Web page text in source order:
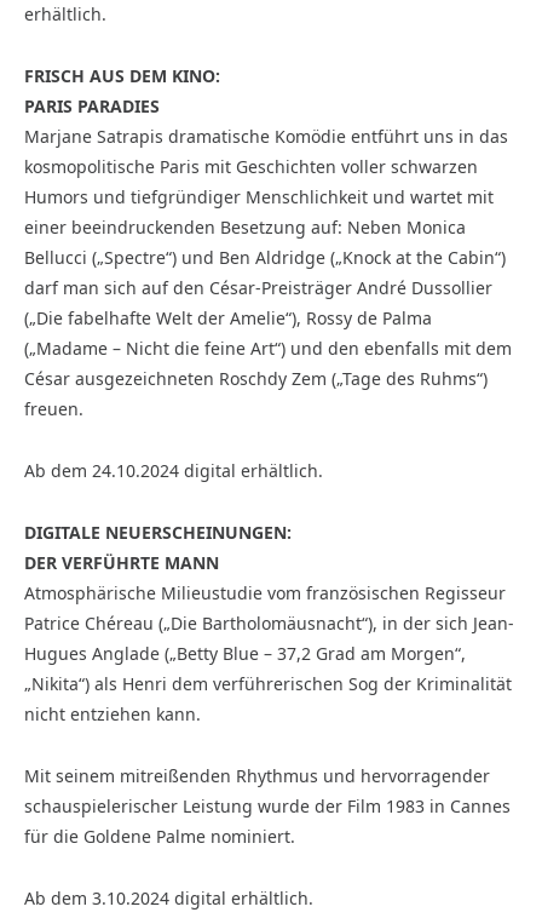
erhältlich.
FRISCH AUS DEM KINO:
PARIS PARADIES
Marjane Satrapis dramatische Komödie entführt uns in das
kosmopolitische Paris mit Geschichten voller schwarzen
Humors und tiefgründiger Menschlichkeit und wartet mit
einer beeindruckenden Besetzung auf: Neben Monica
Bellucci („Spectre“) und Ben Aldridge („Knock at the Cabin“)
darf man sich auf den César-Preisträger André Dussollier
(„Die fabelhafte Welt der Amelie“), Rossy de Palma
(„Madame – Nicht die feine Art“) und den ebenfalls mit dem
César ausgezeichneten Roschdy Zem („Tage des Ruhms“)
freuen.
Ab dem 24.10.2024 digital erhältlich.
DIGITALE NEUERSCHEINUNGEN:
DER VERFÜHRTE MANN
Atmosphärische Milieustudie vom französischen Regisseur
Patrice Chéreau („Die Bartholomäusnacht“), in der sich Jean-
Hugues Anglade („Betty Blue – 37,2 Grad am Morgen“,
„Nikita“) als Henri dem verführerischen Sog der Kriminalität
nicht entziehen kann.
Mit seinem mitreißenden Rhythmus und hervorragender
schauspielerischer Leistung wurde der Film 1983 in Cannes
für die Goldene Palme nominiert.
Ab dem 3.10.2024 digital erhältlich.